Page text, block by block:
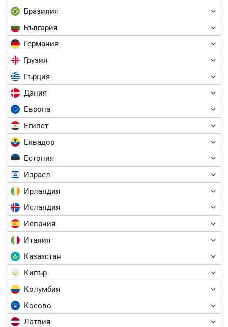
Бразилия
България
Германия
Грузия
Гърция
Дания
Европа
Египет
Еквадор
Естония
Израел
Ирландия
Исландия
Испания
Италия
Казахстан
Кипър
Колумбия
Косово
Латвия